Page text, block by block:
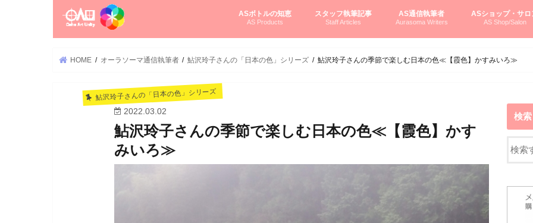
ASボトルの知恵
AS Products
スタッフ執筆記事
Staff Articles
AS通信執筆者
Aurasoma Writers
ASショップ・サロ
AS Shop/Salon
HOME オーラソーマ通信執筆者 鮎沢玲子さんの「日本の色」シリーズ 鮎沢玲子さんの季節で楽しむ日本の色≪【霞色】かすみいろ≫
鮎沢玲子さんの「日本の色」シリーズ
2022.03.02
鮎沢玲子さんの季節で楽しむ日本の色≪【霞色】かす
みいろ≫
検索